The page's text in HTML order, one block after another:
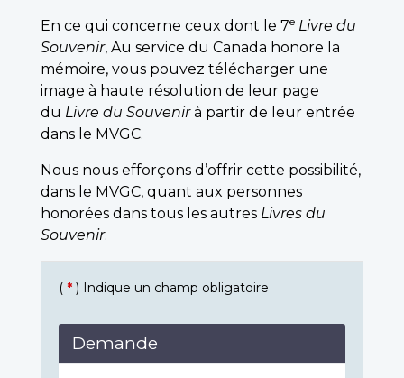
En ce qui concerne ceux dont le 7e Livre du
Souvenir, Au service du Canada honore la
mémoire, vous pouvez télécharger une
image à haute résolution de leur page
du Livre du Souvenirà partir de leur entrée
dans le MVGC.
Nous nous efforçons d’offrir cette possibilité,
dans le MVGC, quant aux personnes
honorées dans tous les autres Livres du
Souvenir.
( * ) Indique un champ obligatoire
Demande